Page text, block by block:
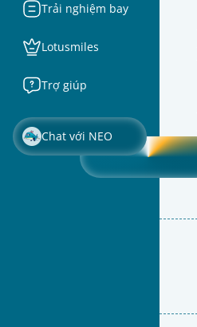
Trải nghiệm bay
Lotusmiles
Trợ giúp
Chat với NEO